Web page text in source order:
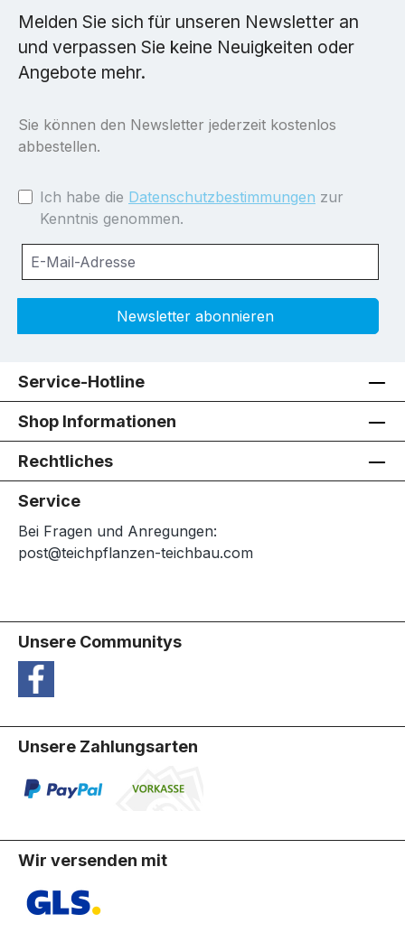
Melden Sie sich für unseren Newsletter an
und verpassen Sie keine Neuigkeiten oder
Angebote mehr.
Sie können den Newsletter jederzeit kostenlos
abbestellen.
Ich habe die Datenschutzbestimmungen zur
Kenntnis genommen.
Newsletter abonnieren
Service-Hotline
Shop Informationen
Rechtliches
Service
Bei Fragen und Anregungen:
post@teichpflanzen-teichbau.com
Unsere Communitys
Unsere Zahlungsarten
Wir versenden mit